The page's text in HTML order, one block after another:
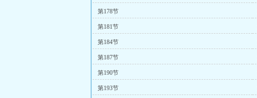
第178节
第181节
第184节
第187节
第190节
第193节